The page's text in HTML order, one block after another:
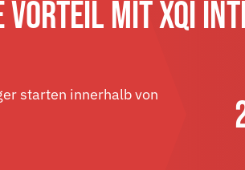
VORTEIL MIT XQI
starten innerhalb von